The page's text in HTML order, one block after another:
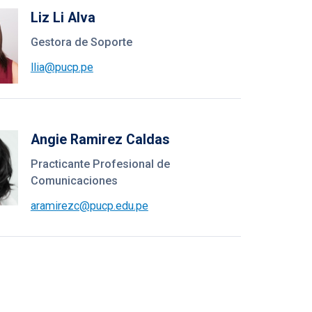
Liz Li Alva
Gestora de Soporte
llia@pucp.pe
Angie Ramirez Caldas
Practicante Profesional de
Comunicaciones
aramirezc@pucp.edu.pe